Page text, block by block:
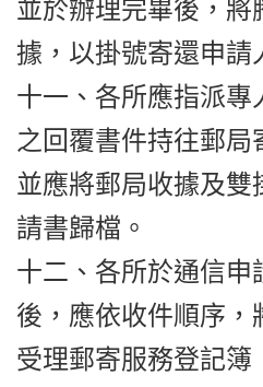
並於辦理完畢後，將
據，以掛號寄還申請
十一、各所應指派專
之回覆書件持往郵局
並應將郵局收據及雙
請書歸檔。
十二、各所於通信申
後，應依收件順序，
受理郵寄服務登記簿